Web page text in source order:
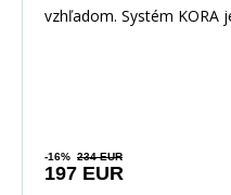
vzhľadom. Systém KORA
-16% 234 EUR
197 EUR